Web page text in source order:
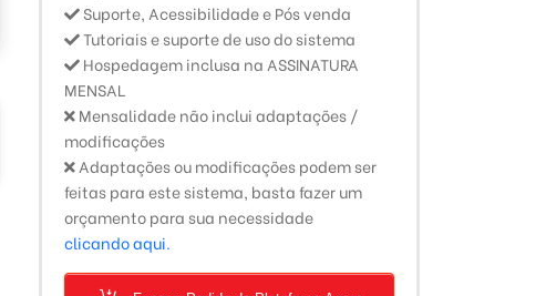
Suporte, Acessibilidade e Pós venda
Tutoriais e suporte de uso do sistema
Hospedagem inclusa na ASSINATURA
MENSAL
Mensalidade não inclui adaptações /
modificações
Adaptações ou modificações podem ser
feitas para este sistema, basta fazer um
orçamento para sua necessidade
clicando aqui.